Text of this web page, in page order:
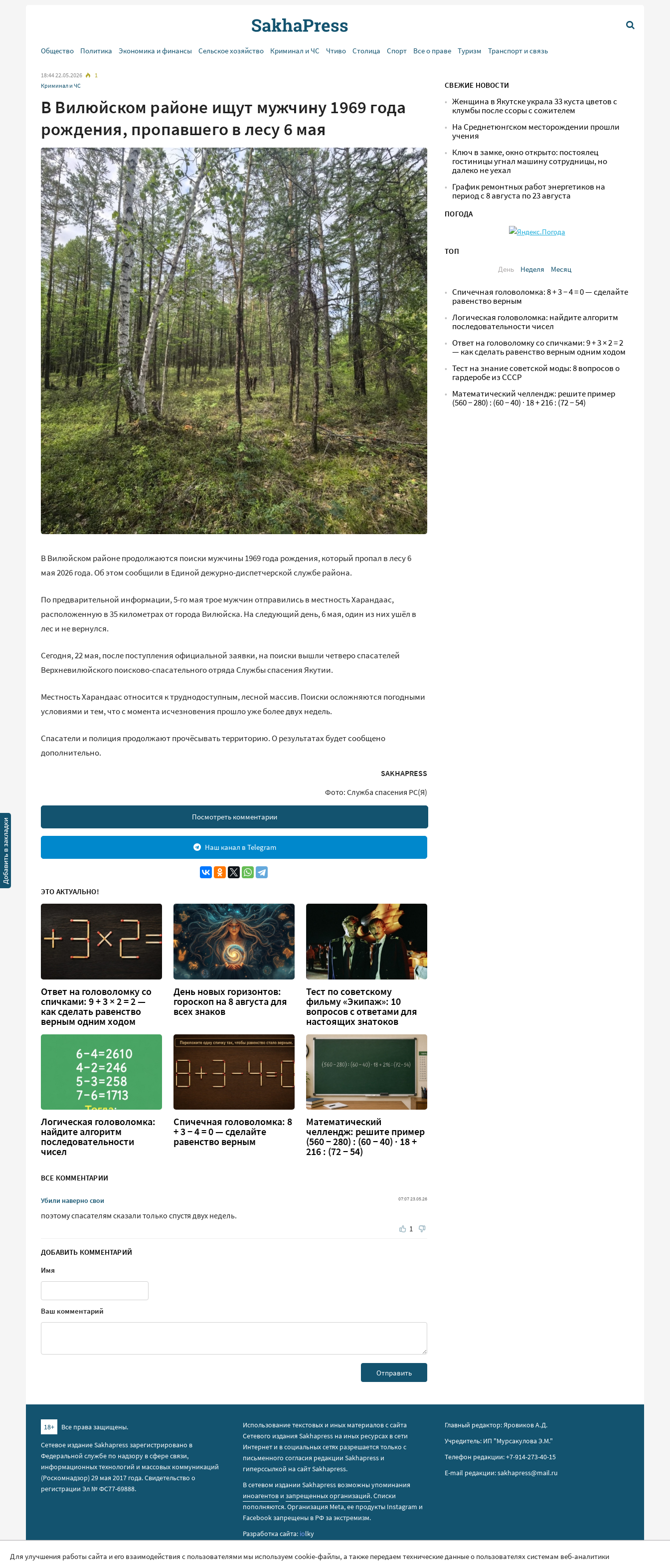
Общество Политика Экономика и финансы Сельское хозяйство Криминал и ЧС Чтиво Столица Спорт Все о праве Туризм Транспорт и связь
18:44 22.05.2026
1
Криминал и ЧС
В Вилюйском районе ищут мужчину 1969 года
рождения, пропавшего в лесу 6 мая
В Вилюйском районе продолжаются поиски мужчины 1969 года рождения, который пропал в лесу 6
мая 2026 года. Об этом сообщили в Единой дежурно-диспетчерской службе района.
По предварительной информации, 5-го мая трое мужчин отправились в местность Харандаас,
расположенную в 35 километрах от города Вилюйска. На следующий день, 6 мая, один из них ушёл в
лес и не вернулся.
Сегодня, 22 мая, после поступления официальной заявки, на поиски вышли четверо спасателей
Верхневилюйского поисково-спасательного отряда Службы спасения Якутии.
Местность Харандаас относится к труднодоступным, лесной массив. Поиски осложняются погодными
условиями и тем, что с момента исчезновения прошло уже более двух недель.
Спасатели и полиция продолжают прочёсывать территорию. О результатах будет сообщено
дополнительно.
SAKHAPRESS
Фото: Служба спасения РС(Я)
Посмотреть комментарии
Наш канал в Telegram
ЭТО АКТУАЛЬНО!
Ответ на головоломку со
спичками: 9 + 3 × 2 = 2 —
как сделать равенство
верным одним ходом
День новых горизонтов:
гороскоп на 8 августа для
всех знаков
Тест по советскому
фильму «Экипаж»: 10
вопросов с ответами для
настоящих знатоков
Логическая головоломка:
найдите алгоритм
последовательности
чисел
Спичечная головоломка: 8
+ 3 − 4 = 0 — сделайте
равенство верным
Математический
челлендж: решите пример
(560 − 280) : (60 − 40) · 18 +
216 : (72 − 54)
ВСЕ КОММЕНТАРИИ
Убили наверно свои 07:07 23.05.26
поэтому спасателям сказали только спустя двух недель.
1
ДОБАВИТЬ КОММЕНТАРИЙ
Имя
Ваш комментарий
СВЕЖИЕ НОВОСТИ
Женщина в Якутске украла 33 куста цветов с
клумбы после ссоры с сожителем
На Среднетюнгском месторождении прошли
учения
Ключ в замке, окно открыто: постоялец
гостиницы угнал машину сотрудницы, но
далеко не уехал
График ремонтных работ энергетиков на
период с 8 августа по 23 августа
ПОГОДА
ТОП
День
Неделя Месяц
Спичечная головоломка: 8 + 3 − 4 = 0 — сделайте
равенство верным
Логическая головоломка: найдите алгоритм
последовательности чисел
Ответ на головоломку со спичками: 9 + 3 × 2 = 2
— как сделать равенство верным одним ходом
Тест на знание советской моды: 8 вопросов о
гардеробе из СССР
Математический челлендж: решите пример
(560 − 280) : (60 − 40) · 18 + 216 : (72 − 54)
18+
Все права защищены.
Сетевое издание Sakhapress зарегистрировано в
Федеральной службе по надзору в сфере связи,
информационных технологий и массовых коммуникаций
(Роскомнадзор) 29 мая 2017 года. Свидетельство о
регистрации Эл № ФС77-69888.
Использование текстовых и иных материалов с сайта
Сетевого издания Sakhapress на иных ресурсах в сети
Интернет и в социальных сетях разрешается только с
письменного согласия редакции Sakhapress и
гиперссылкой на сайт Sakhapress.
В сетевом издании Sakhapress возможны упоминания
иноагентов изапрещенных организаций. Списки
пополняются. Организация Metа, ее продукты Instagram и
Facebook запрещены в РФ за экстремизм.
Разработка сайта: iolky
Главный редактор: Яровиков А.Д.
Учредитель: ИП "Мурсакулова Э.М."
Телефон редакции: +7-914-273-40-15
E-mail редакции: sakhapress@mail.ru
Правила сайта
Для улучшения работы сайта и его взаимодействия с пользователями мы используем cookie-файлы, а также передаем технические данные о пользователях системам веб-аналитики